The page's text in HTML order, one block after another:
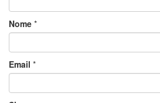
Nome *
Email *